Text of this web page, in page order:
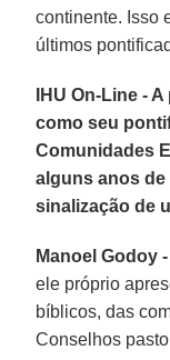
continente. Isso
últimos
IHU On-Line -
como seu
Comunidades
alguns anos de
sinalização de
Manoel Godoy -
ele próprio
bíblicos, das
Conselhos